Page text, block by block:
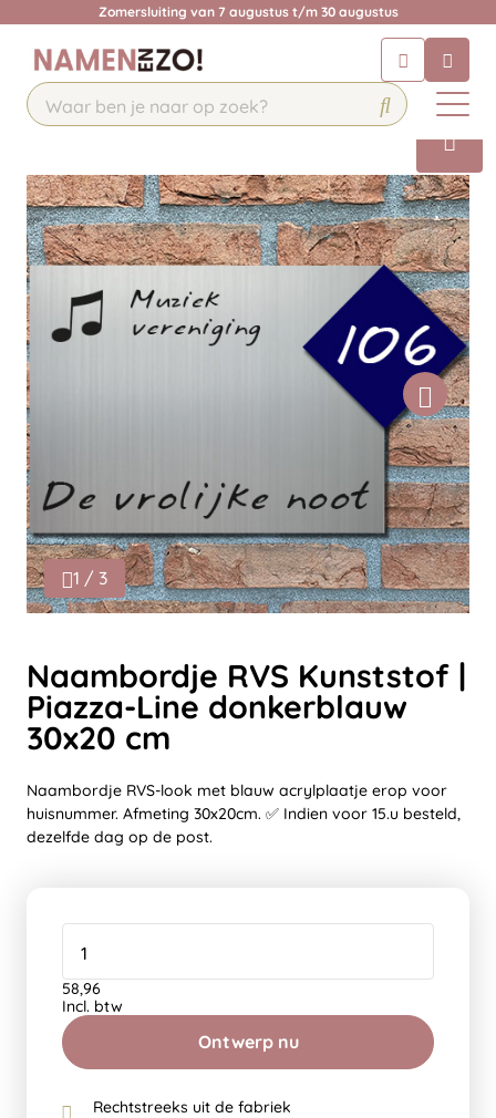
Zomersluiting van 7 augustus t/m 30 augustus
Chat 24/7 met onze chatbot voor
hulp
Contact
1 / 3
Naambordje RVS Kunststof |
Piazza-Line donkerblauw
30x20 cm
Naambordje RVS-look met blauw acrylplaatje erop voor
huisnummer. Afmeting 30x20cm. ✅ Indien voor 15.u besteld,
dezelfde dag op de post.
Ontwerp nu
58,96
Incl. btw
Rechtstreeks uit de fabriek